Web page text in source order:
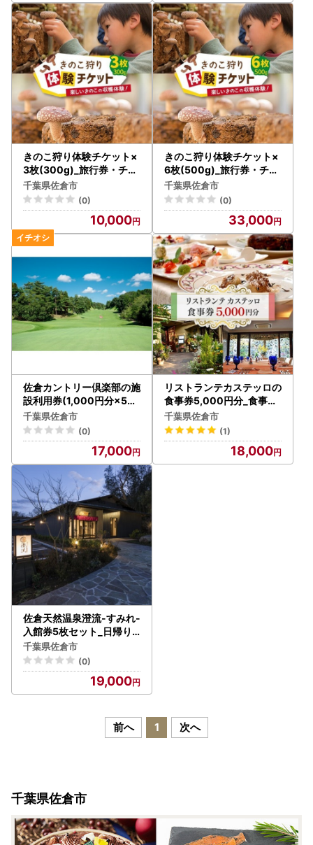
きのこ狩り体験チケット×
3枚(300g)_旅行券・チケ
ット 体験チケット _【128
8352】
千葉県佐倉市
(0)
10,000
きのこ狩り体験チケット×
6枚(500g)_旅行券・チケ
ット 体験チケット _【128
8606】
千葉県佐倉市
(0)
33,000
佐倉カントリー倶楽部の施
設利用券(1,000円分×5枚
)_ゴルフ 施設利用券 千葉
佐倉 レジャー チケット_【
1327022】
千葉県佐倉市
(0)
17,000
リストランテカステッロの
食事券5,000円分_食事券
イタリアン レストラン チ
ケット_【1328541】
千葉県佐倉市
(1)
18,000
佐倉天然温泉澄流-すみれ-
入館券5枚セット_日帰り
温泉 千葉 佐倉 入館券 リラ
ックス天然温泉_【14276
25】
千葉県佐倉市
(0)
19,000
前へ 1 次へ
千葉県佐倉市